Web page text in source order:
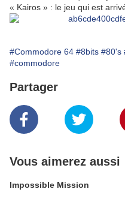
« Kairos » : le jeu qui est
#Commodore 64 #8bits #80's
#commodore
Partager
Vous aimerez aussi
Impossible Mission